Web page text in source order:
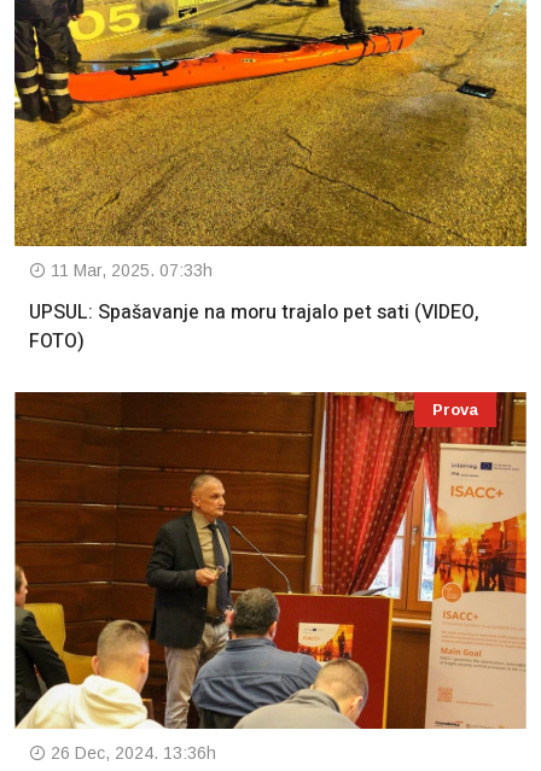
11 Mar, 2025. 07:33h
UPSUL: Spašavanje na moru trajalo pet sati (VIDEO,
FOTO)
Prova
26 Dec, 2024. 13:36h